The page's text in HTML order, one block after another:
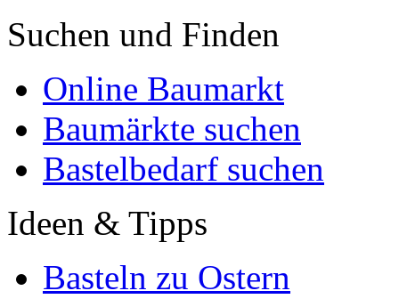
Suchen und Finden
Online Baumarkt
Baumärkte suchen
Bastelbedarf suchen
Ideen & Tipps
Basteln zu Ostern